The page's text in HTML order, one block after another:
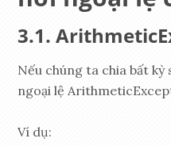
Nếu chúng ta chia bất kỳ
ngoại lệ
Ví dụ: